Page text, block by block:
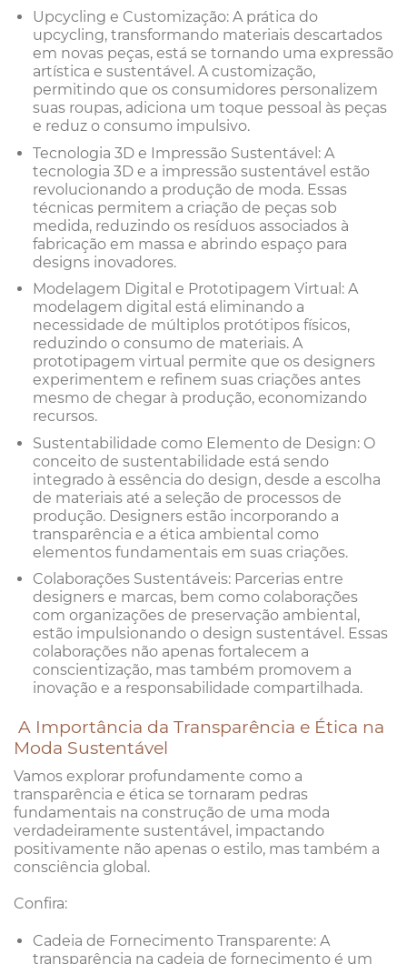
Upcycling e Customização: A prática do
upcycling, transformando materiais descartados
em novas peças, está se tornando uma expressão
artística e sustentável. A customização,
permitindo que os consumidores personalizem
suas roupas, adiciona um toque pessoal às peças
e reduz o consumo impulsivo.
Tecnologia 3D e Impressão Sustentável: A
tecnologia 3D e a impressão sustentável estão
revolucionando a produção de moda. Essas
técnicas permitem a criação de peças sob
medida, reduzindo os resíduos associados à
fabricação em massa e abrindo espaço para
designs inovadores.
Modelagem Digital e Prototipagem Virtual: A
modelagem digital está eliminando a
necessidade de múltiplos protótipos físicos,
reduzindo o consumo de materiais. A
prototipagem virtual permite que os designers
experimentem e refinem suas criações antes
mesmo de chegar à produção, economizando
recursos.
Sustentabilidade como Elemento de Design: O
conceito de sustentabilidade está sendo
integrado à essência do design, desde a escolha
de materiais até a seleção de processos de
produção. Designers estão incorporando a
transparência e a ética ambiental como
elementos fundamentais em suas criações.
Colaborações Sustentáveis: Parcerias entre
designers e marcas, bem como colaborações
com organizações de preservação ambiental,
estão impulsionando o design sustentável. Essas
colaborações não apenas fortalecem a
conscientização, mas também promovem a
inovação e a responsabilidade compartilhada.
A Importância da Transparência e Ética na
Moda Sustentável
Vamos explorar profundamente como a
transparência e ética se tornaram pedras
fundamentais na construção de uma moda
verdadeiramente sustentável, impactando
positivamente não apenas o estilo, mas também a
consciência global.
Confira:
Cadeia de Fornecimento Transparente: A
transparência na cadeia de fornecimento é um